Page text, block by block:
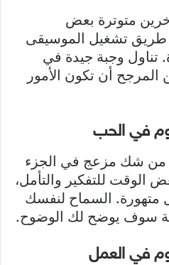
متوترة بعض
تشغيل الموسيقى
تناول وجبة جيدة في
أن تكون الأمور
في الحب
من شك مزعج في الجزء
للتفكير والتأمل،
متهورة. السماح لنفسك
سوف يوضح لك الوضوح.
في العمل